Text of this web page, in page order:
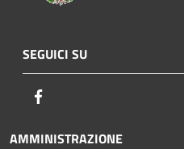
SEGUICI SU
AMMINISTRAZIONE